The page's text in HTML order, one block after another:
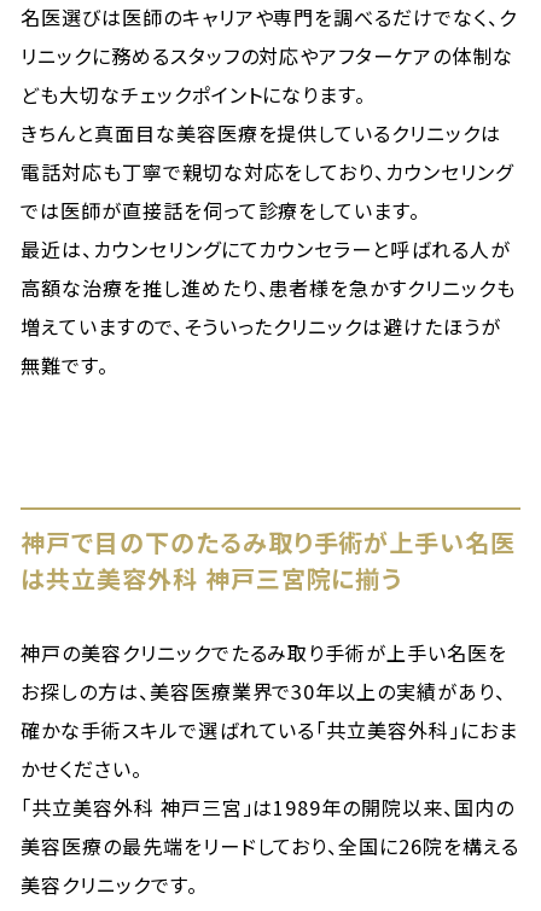
名医選びは医師のキャリアや専門を調べるだけでなく、ク
リニックに務めるスタッフの対応やアフターケアの体制な
ども大切なチェックポイントになります。
きちんと真面目な美容医療を提供しているクリニックは
電話対応も丁寧で親切な対応をしており、カウンセリング
では医師が直接話を伺って診療をしています。
最近は、カウンセリングにてカウンセラーと呼ばれる人が
高額な治療を推し進めたり、患者様を急かすクリニックも
増えていますので、そういったクリニックは避けたほうが
無難です。
神戸で目の下のたるみ取り手術が上手い名医
は共立美容外科 神戸三宮院に揃う
神戸の美容クリニックでたるみ取り手術が上手い名医を
お探しの方は、美容医療業界で30年以上の実績があり、
確かな手術スキルで選ばれている「共立美容外科」におま
かせください。
「共立美容外科 神戸三宮」は1989年の開院以来、国内の
美容医療の最先端をリードしており、全国に26院を構える
美容クリニックです。